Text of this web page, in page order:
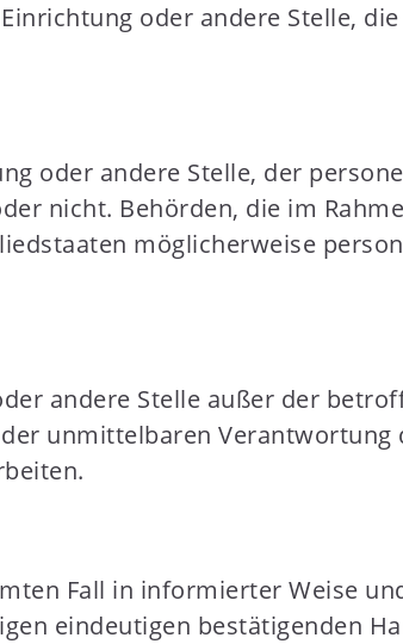
oder andere Stelle,
oder andere Stelle, der
nicht. Behörden, die im
möglicherweise
andere Stelle außer der
unmittelbaren Verantwortung
Fall in informierter Weise
eindeutigen bestätigenden